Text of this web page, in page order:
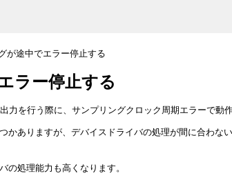
が途中でエラー停止する
ラー停止する
力を行う際に、サンプリングクロック周期エラーで動
かありますが、デバイスドライバの処理が間に合わな
の処理能力も高くなります。